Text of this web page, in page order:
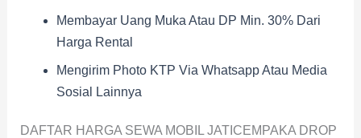
Membayar Uang Muka Atau DP Min. 30% Dari
Harga Rental
Mengirim Photo KTP Via Whatsapp Atau Media
Sosial Lainnya
DAFTAR HARGA SEWA MOBIL JATICEMPAKA DROP